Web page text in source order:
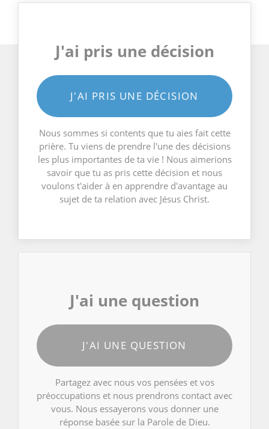
J'ai pris une décision
J'AI PRIS UNE DÉCISION
Nous sommes si contents que tu aies fait cette
prière. Tu viens de prendre l'une des décisions
les plus importantes de ta vie ! Nous aimerions
savoir que tu as pris cette décision et nous
voulons t'aider à en apprendre d'avantage au
sujet de ta relation avec Jésus Christ.
J'ai une question
J'AI UNE QUESTION
Partagez avec nous vos pensées et vos
préoccupations et nous prendrons contact avec
vous. Nous essayerons vous donner une
réponse basée sur la Parole de Dieu.